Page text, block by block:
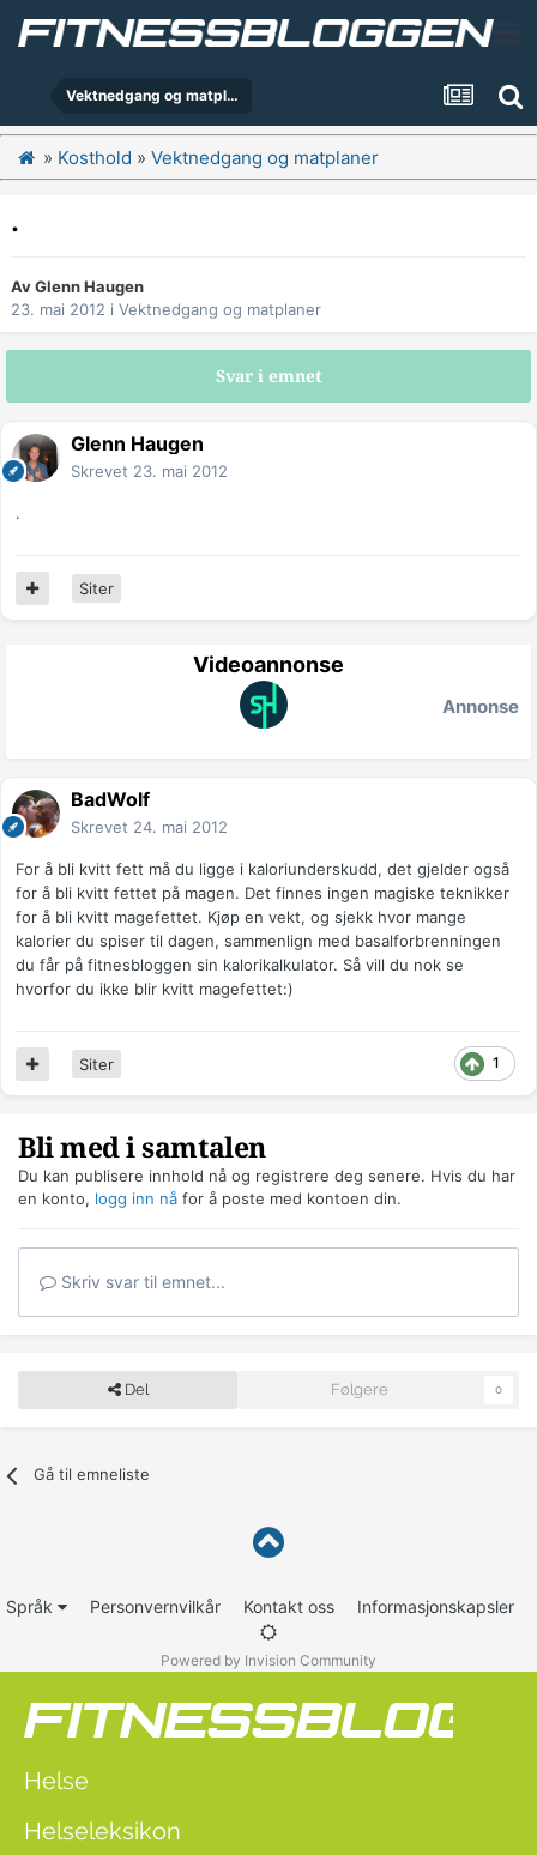
Vektnedgang og matplaner
» Kosthold » Vektnedgang og matplaner
.
AvGlenn Haugen
23. mai 2012 i Vektnedgang og matplaner
Svar i emnet
Glenn Haugen
Skrevet 23. mai 2012
.
Siter
Videoannonse
Annonse
BadWolf
Skrevet 24. mai 2012
For å bli kvitt fett må du ligge i kaloriunderskudd, det gjelder også
for å bli kvitt fettet på magen. Det finnes ingen magiske teknikker
for å bli kvitt magefettet. Kjøp en vekt, og sjekk hvor mange
kalorier du spiser til dagen, sammenlign med basalforbrenningen
du får på fitnesbloggen sin kalorikalkulator. Så vill du nok se
hvorfor du ikke blir kvitt magefettet:)
1
Siter
Bli med i samtalen
Du kan publisere innhold nå og registrere deg senere. Hvis du har
en konto, logg inn nå for å poste med kontoen din.
Skriv svar til emnet...
Del Følgere 0
Gå til emneliste
Språk Personvernvilkår Kontakt oss Informasjonskapsler
Powered by Invision Community
Helse
Helseleksikon